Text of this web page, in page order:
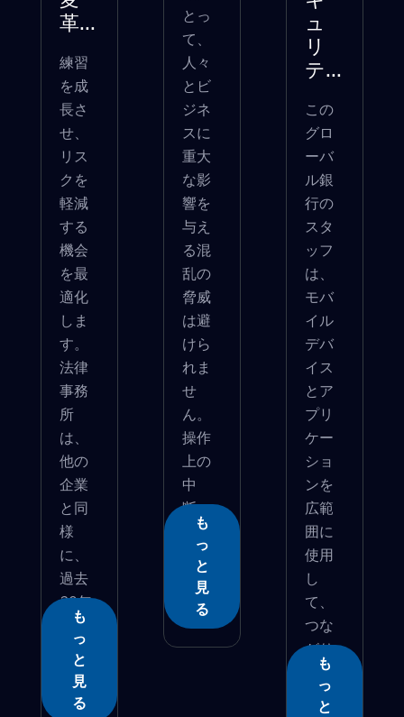
革...
練習
を成
長さ
せ、
リス
クを
軽減
する
機会
を最
適化
しま
す。
法律
事務
所
は、
他の
企業
と同
様
に、
過去
20年
に...
も
っ
と
見
る
とっ
て、
人々
とビ
ジネ
スに
重大
な影
響を
与え
る混
乱の
脅威
は避
けら
れま
せ
ん。
操作
上の
中
断、
ネ...
も
っ
と
見
る
ュ
リ
テ...
この
グロ
ーバ
ル銀
行の
スタ
ッフ
は、
モバ
イル
デバ
イス
とア
プリ
ケー
ショ
ンを
広範
囲に
使用
し
て、
つな
がり
と生...
も
っ
と